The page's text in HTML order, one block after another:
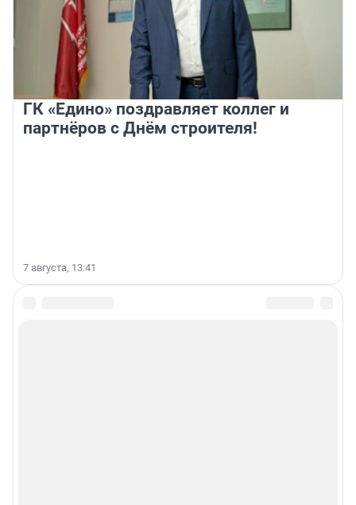
ГК «Едино» поздравляет коллег и
партнёров с Днём строителя!
7 августа, 13:41